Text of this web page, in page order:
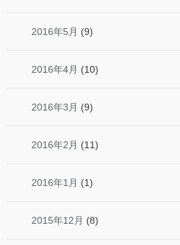
2016年5月 (9)
2016年4月 (10)
2016年3月 (9)
2016年2月 (11)
2016年1月 (1)
2015年12月 (8)